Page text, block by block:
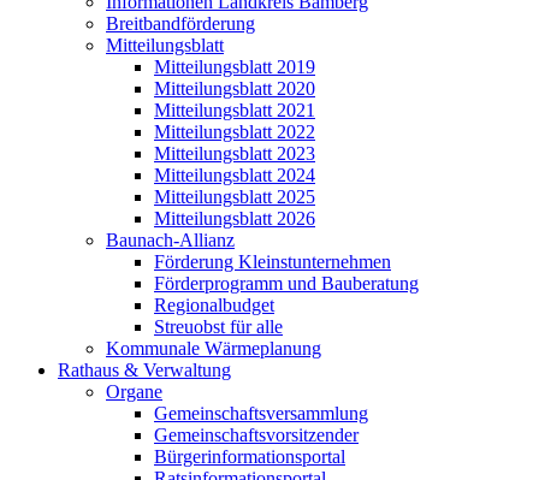
Breitbandförderung
Mitteilungsblatt
Mitteilungsblatt 2019
Mitteilungsblatt 2020
Mitteilungsblatt 2021
Mitteilungsblatt 2022
Mitteilungsblatt 2023
Mitteilungsblatt 2024
Mitteilungsblatt 2025
Mitteilungsblatt 2026
Baunach-Allianz
Förderung Kleinstunternehmen
Förderprogramm und Bauberatung
Regionalbudget
Streuobst für alle
Kommunale Wärmeplanung
Rathaus & Verwaltung
Organe
Gemeinschaftsversammlung
Gemeinschaftsvorsitzender
Bürgerinformationsportal